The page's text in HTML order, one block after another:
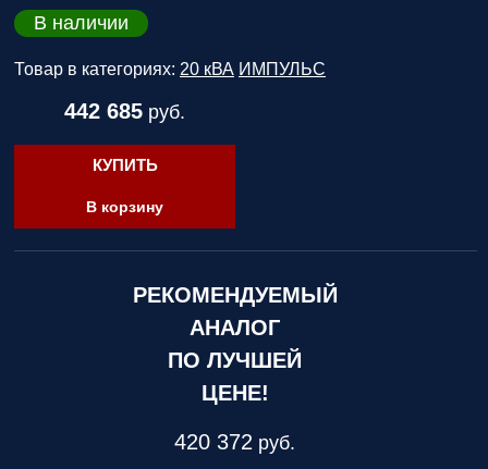
В наличии
Товар в категориях: 20 кВА ИМПУЛЬС
442 685 руб.
КУПИТЬ
В корзину
РЕКОМЕНДУЕМЫЙ
АНАЛОГ
ПО ЛУЧШЕЙ
ЦЕНЕ!
420 372 руб.